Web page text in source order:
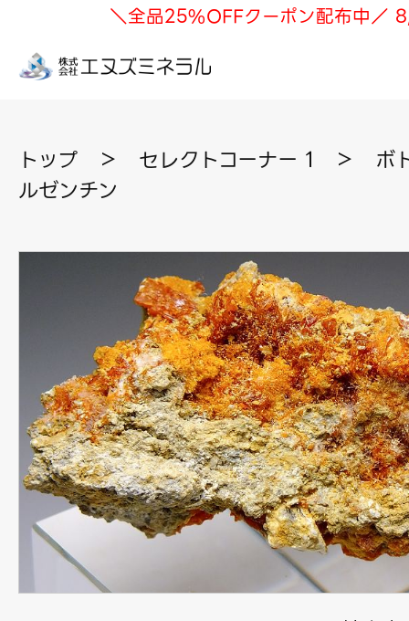
＼全品25%OFFクーポン配布中／
トップ ＞ セレクトコーナー 1 ＞
ボ
ルゼンチン